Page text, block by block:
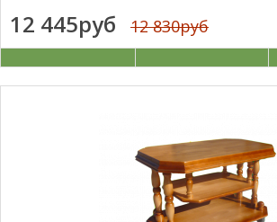
12 445руб 12 830руб